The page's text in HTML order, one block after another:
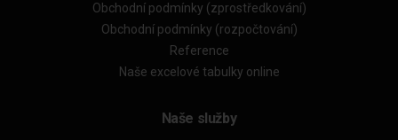
Obchodní podmínky (zprostředkování)
Obchodní podmínky (rozpočtování)
Reference
Naše excelové tabulky online
Naše služby